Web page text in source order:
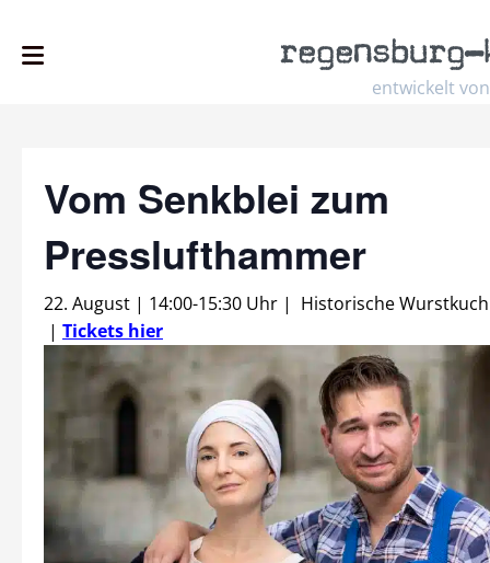
entwickelt von
regensburg–
Vom Senkblei zum
Presslufthammer
22. August | 14:00-15:30 Uhr | Historische
| Tickets hier